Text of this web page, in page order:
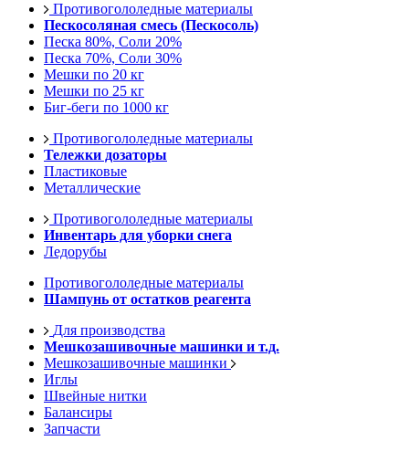
Противогололедные материалы
Пескосоляная смесь (Пескосоль)
Песка 80%, Соли 20%
Песка 70%, Соли 30%
Мешки по 20 кг
Мешки по 25 кг
Биг-беги по 1000 кг
Противогололедные материалы
Тележки дозаторы
Пластиковые
Металлические
Противогололедные материалы
Инвентарь для уборки снега
Ледорубы
Противогололедные материалы
Шампунь от остатков реагента
Для производства
Мешкозашивочные машинки и т.д.
Мешкозашивочные машинки
Иглы
Швейные нитки
Балансиры
Запчасти